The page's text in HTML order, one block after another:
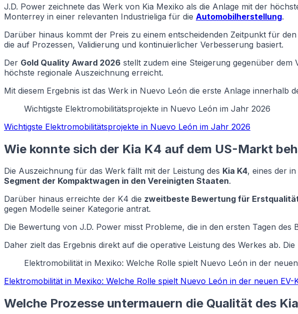
J.D. Power zeichnete das Werk von Kia Mexiko als die Anlage mit der
Monterrey in einer relevanten Industrieliga für die Automobilherstellung.
Darüber hinaus kommt der Preis zu einem entscheidenden Zeitpunkt für
die auf Prozessen, Validierung und kontinuierlicher Verbesserung basiert.
Der Gold Quality Award 2026 stellt zudem eine Steigerung gegenüber dem
höchste regionale Auszeichnung erreicht.
Mit diesem Ergebnis ist das Werk in Nuevo León die erste Anlage innerhalb
Wichtigste Elektromobilitätsprojekte in Nuevo León im Jahr 2026
Wichtigste Elektromobilitätsprojekte in Nuevo León im Jahr 2026
Wie konnte sich der Kia K4 auf dem US-Markt
Die Auszeichnung für das Werk fällt mit der Leistung des Kia K4, eines der
Segment der Kompaktwagen in den Vereinigten Staaten.
Darüber hinaus erreichte der K4 die zweitbeste Bewertung für
gegen Modelle seiner Kategorie antrat.
Die Bewertung von J.D. Power misst Probleme, die in den ersten Tagen
Daher zielt das Ergebnis direkt auf die operative Leistung des Werkes ab.
Elektromobilität in Mexiko: Welche Rolle spielt Nuevo León in der
Elektromobilität in Mexiko: Welche Rolle spielt Nuevo León in der neuen EV-
Welche Prozesse untermauern die Qualität des